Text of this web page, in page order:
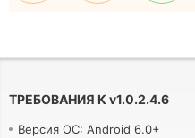
ТРЕБОВАНИЯ К v1.0.2.4.6
Версия ОС: Android 6.0+